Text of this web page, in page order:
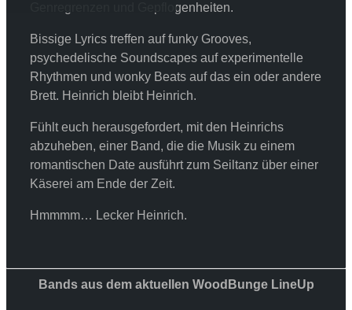
Genregrenzen und Gepflogenheiten.
Bissige Lyrics treffen auf funky Grooves,
psychedelische Soundscapes auf experimentelle
Rhythmen und wonky Beats auf das ein oder andere
Brett. Heinrich bleibt Heinrich.
Fühlt euch herausgefordert, mit den Heinrichs
abzuheben, einer Band, die die Musik zu einem
romantischen Date ausführt zum Seiltanz über einer
Käserei am Ende der Zeit.
Hmmmm… Lecker Heinrich.
Bands aus dem aktuellen WoodBunge LineUp